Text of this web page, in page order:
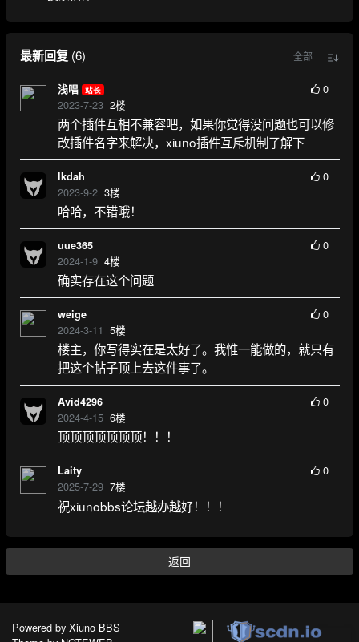
最新回复(6) 全部
浅唱 站长
2023-7-23 2楼
0
两个插件互相不兼容吧，如果你觉得没问题也可以修
改插件名字来解决，xiuno插件互斥机制了解下
lkdah
2023-9-2 3楼
0
哈哈，不错哦！
uue365
2024-1-9 4楼
0
确实存在这个问题
weige
2024-3-11 5楼
0
楼主，你写得实在是太好了。我惟一能做的，就只有
把这个帖子顶上去这件事了。
Avid4296
2024-4-15 6楼
0
顶顶顶顶顶顶顶！！！
Laity
2025-7-29 7楼
0
祝xiunobbs论坛越办越好！！！
返回
Powered by Xiuno BBS